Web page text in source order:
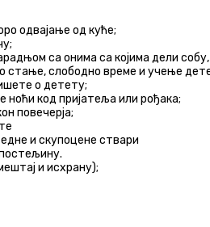
одвајање од куће;
са онима са којима дели собу,
стање, слободно време и учење
о детету;
код пријатеља или рођака;
повечерја;
и скупоцене ствари
и исхрану);